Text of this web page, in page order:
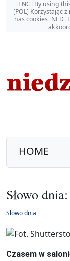
[ENG] By using
[POL] Korzystając
nas cookies
HOME
Słowo
Słowo dnia
Czasem w